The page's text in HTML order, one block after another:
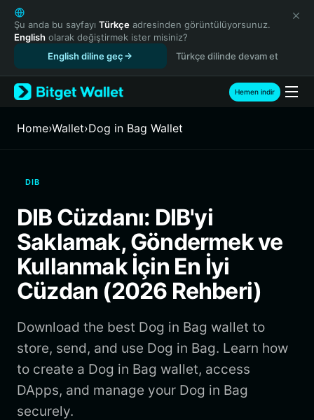
English
日本語
Tiếng Việt
Español (Latinoamérica)
Türkçe
Français
繁體中文
Bahasa Indonesia
ภาษาไทย
हिन्दी
Español
Português (Brasil)
Şu anda bu sayfayı Türkçe adresinden görüntülüyorsunuz.
English olarak değiştirmek ister misiniz?
English diline geç
Türkçe dilinde devam et
Hemen indir
Home›Wallet›Dog in Bag Wallet
DIB
DIB Cüzdanı: DIB'yi
Saklamak, Göndermek ve
Kullanmak İçin En İyi
Cüzdan (2026 Rehberi)
Download the best Dog in Bag wallet to
store, send, and use Dog in Bag. Learn how
to create a Dog in Bag wallet, access
DApps, and manage your Dog in Bag
securely.